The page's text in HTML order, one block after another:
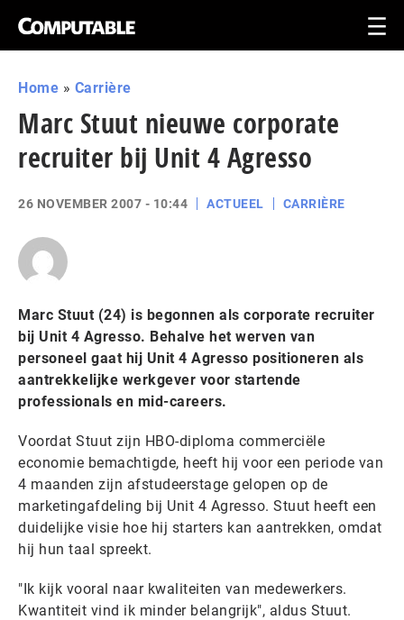
Home » Carrière
Marc Stuut nieuwe corporate
recruiter bij Unit 4 Agresso
26 NOVEMBER 2007 - 10:44 ACTUEEL CARRIÈRE
Marc Stuut (24) is begonnen als corporate recruiter
bij Unit 4 Agresso. Behalve het werven van
personeel gaat hij Unit 4 Agresso positioneren als
aantrekkelijke werkgever voor startende
professionals en mid-careers.
Voordat Stuut zijn HBO-diploma commerciële
economie bemachtigde, heeft hij voor een periode van
4 maanden zijn afstudeerstage gelopen op de
marketingafdeling bij Unit 4 Agresso. Stuut heeft een
duidelijke visie hoe hij starters kan aantrekken, omdat
hij hun taal spreekt.
"Ik kijk vooral naar kwaliteiten van medewerkers.
Kwantiteit vind ik minder belangrijk", aldus Stuut.